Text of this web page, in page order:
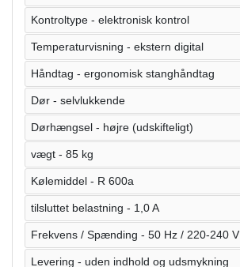
Kontroltype - elektronisk kontrol
Temperaturvisning - ekstern digital
Håndtag - ergonomisk stanghåndtag
Dør - selvlukkende
Dørhængsel - højre (udskifteligt)
vægt - 85 kg
Kølemiddel - R 600a
tilsluttet belastning - 1,0 A
Frekvens / Spænding - 50 Hz / 220-240 V
Levering - uden indhold og udsmykning